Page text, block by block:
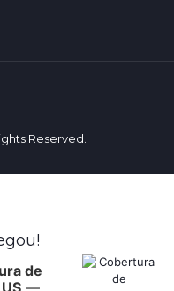
Reserved.
de
—